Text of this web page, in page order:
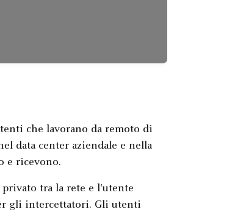
che lavorano da remoto di
data center aziendale e nella
e ricevono.
tra la rete e l'utente
gli intercettatori. Gli utenti